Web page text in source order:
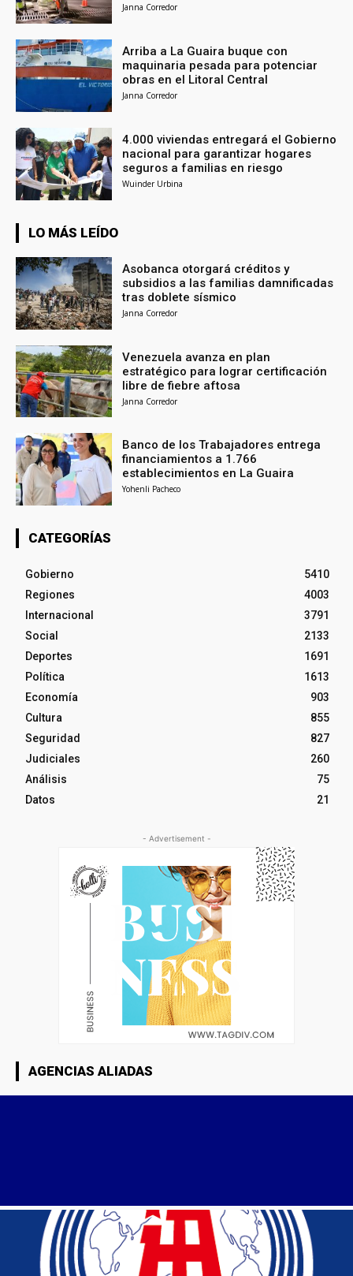
Janna Corredor
Arriba a La Guaira buque con
maquinaria pesada para potenciar
obras en el Litoral Central
Janna Corredor
4.000 viviendas entregará el Gobierno
nacional para garantizar hogares
seguros a familias en riesgo
Wuinder Urbina
LO MÁS LEÍDO
Asobanca otorgará créditos y
subsidios a las familias damnificadas
tras doblete sísmico
Janna Corredor
Venezuela avanza en plan
estratégico para lograr certificación
libre de fiebre aftosa
Janna Corredor
Banco de los Trabajadores entrega
financiamientos a 1.766
establecimientos en La Guaira
Yohenli Pacheco
CATEGORÍAS
Gobierno
5410
Regiones
4003
Internacional
3791
Social
2133
Deportes
1691
Política
1613
Economía
903
Cultura
855
Seguridad
827
Judiciales
260
Análisis
75
Datos
21
- Advertisement -
AGENCIAS ALIADAS